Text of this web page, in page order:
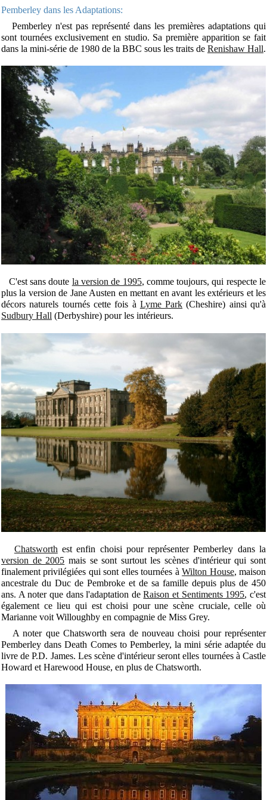
Pemberley dans les Adaptations:
Pemberley n'est pas représenté dans les premières adaptations qui
sont tournées exclusivement en studio. Sa première apparition se fait
dans la mini-série de 1980 de la BBC sous les traits de Renishaw Hall.
C'est sans doute la version de 1995, comme toujours, qui respecte le
plus la version de Jane Austen en mettant en avant les extérieurs et les
décors naturels tournés cette fois à Lyme Park (Cheshire) ainsi qu'à
Sudbury Hall (Derbyshire) pour les intérieurs.
Chatsworth est enfin choisi pour représenter Pemberley dans la
version de 2005 mais se sont surtout les scènes d'intérieur qui sont
finalement privilégiées qui sont elles tournées àWilton House, maison
ancestrale du Duc de Pembroke et de sa famille depuis plus de 450
ans. A noter que dans l'adaptation deRaison et Sentiments 1995, c'est
également ce lieu qui est choisi pour une scène cruciale, celle où
Marianne voit Willoughby en compagnie de Miss Grey.
A noter que Chatsworth sera de nouveau choisi pour représenter
Pemberley dans Death Comes to Pemberley, la mini série adaptée du
livre de P.D. James. Les scène d'intérieur seront elles tournées à Castle
Howard et Harewood House, en plus de Chatsworth.